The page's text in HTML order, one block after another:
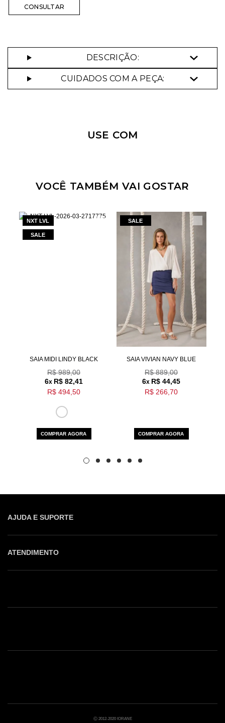
Selecione o tamanho que você deseja:
termos e polí­ticas de privacidade
DESCRIÇÃO:
CUIDADOS COM A PEÇA:
USE COM
VOCÊ TAMBÉM VAI GOSTAR
NXT LVL
SAIA MIDI LINDY BLACK
R$ 989,00
6x R$ 82,41
R$ 494,50
COMPRAR AGORA
SAIA VIVIAN NAVY BLUE
R$ 889,00
6x R$ 44,45
R$ 266,70
COMPRAR AGORA
AJUDA E SUPORTE
ATENDIMENTO
Nossas Lojas
Ⓒ 2012-2020 IORANE